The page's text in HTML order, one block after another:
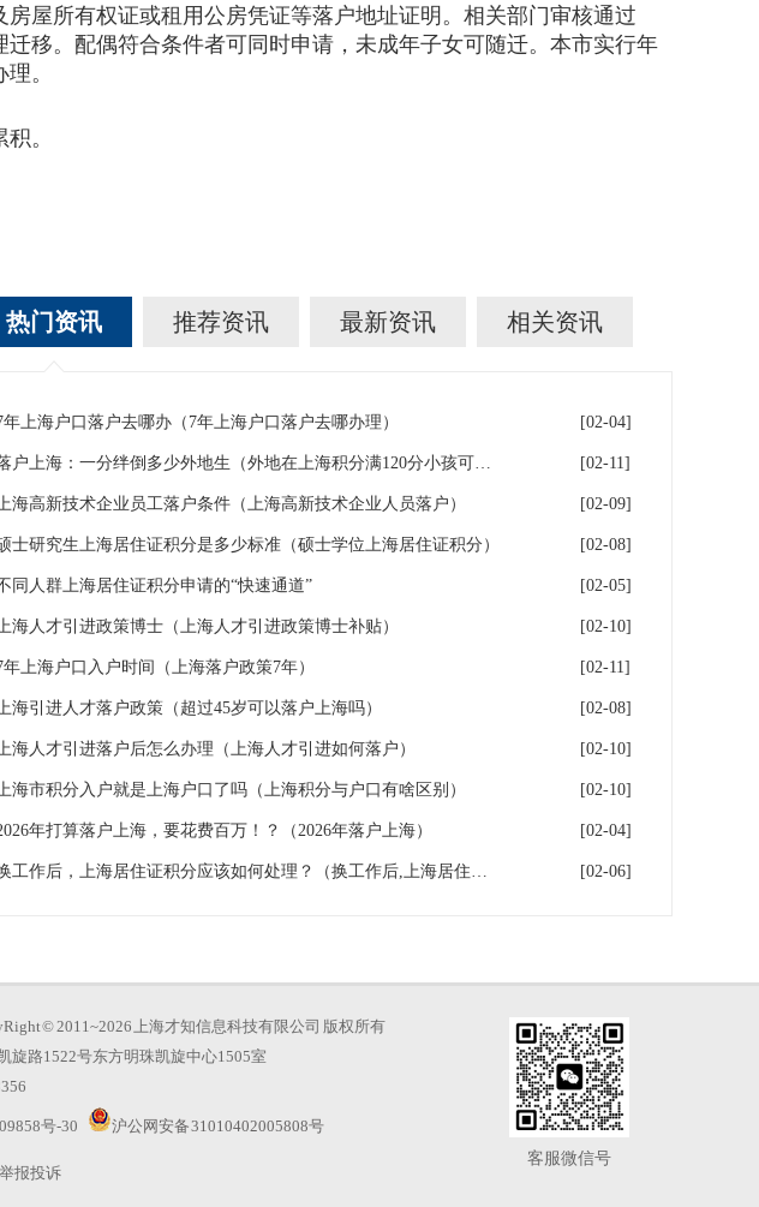
屋所有权证或租用公房凭证等落户地址证明。相关部门审核通过
移。配偶符合条件者可同时申请，未成年子女可随迁。本市实行年
。
。
热门资讯 推荐资讯 最新资讯 相关资讯
年上海户口落户去哪办（7年上海户口落户去哪办理） [02-04]
落户上海：一分绊倒多少外地生（外地在上海积分满120分小孩可以考上海大学吗） [02-11]
海高新技术企业员工落户条件（上海高新技术企业人员落户） [02-09]
士研究生上海居住证积分是多少标准（硕士学位上海居住证积分） [02-08]
同人群上海居住证积分申请的“快速通道” [02-05]
海人才引进政策博士（上海人才引进政策博士补贴） [02-10]
年上海户口入户时间（上海落户政策7年） [02-11]
海引进人才落户政策（超过45岁可以落户上海吗） [02-08]
海人才引进落户后怎么办理（上海人才引进如何落户） [02-10]
海市积分入户就是上海户口了吗（上海积分与户口有啥区别） [02-10]
年打算落户上海，要花费百万！？（2026年落户上海） [02-04]
换工作后，上海居住证积分应该如何处理？（换工作后,上海居住证积分应该如何处理） [02-06]
© 2011~2026 上海才知信息科技有限公司 版权所有
旋路1522号东方明珠凯旋中心1505室
号-30 沪公网安备 31010402005808号
举报投诉
客服微信号